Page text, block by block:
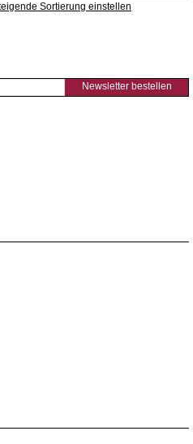
Newsletter bestellen